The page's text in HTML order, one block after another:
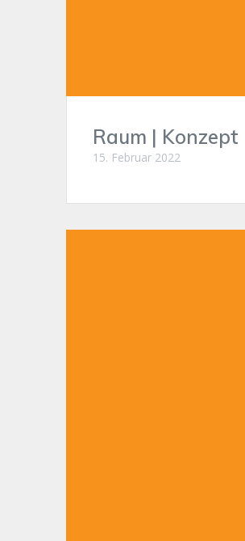
Raum | Konzept
15. Februar 2022